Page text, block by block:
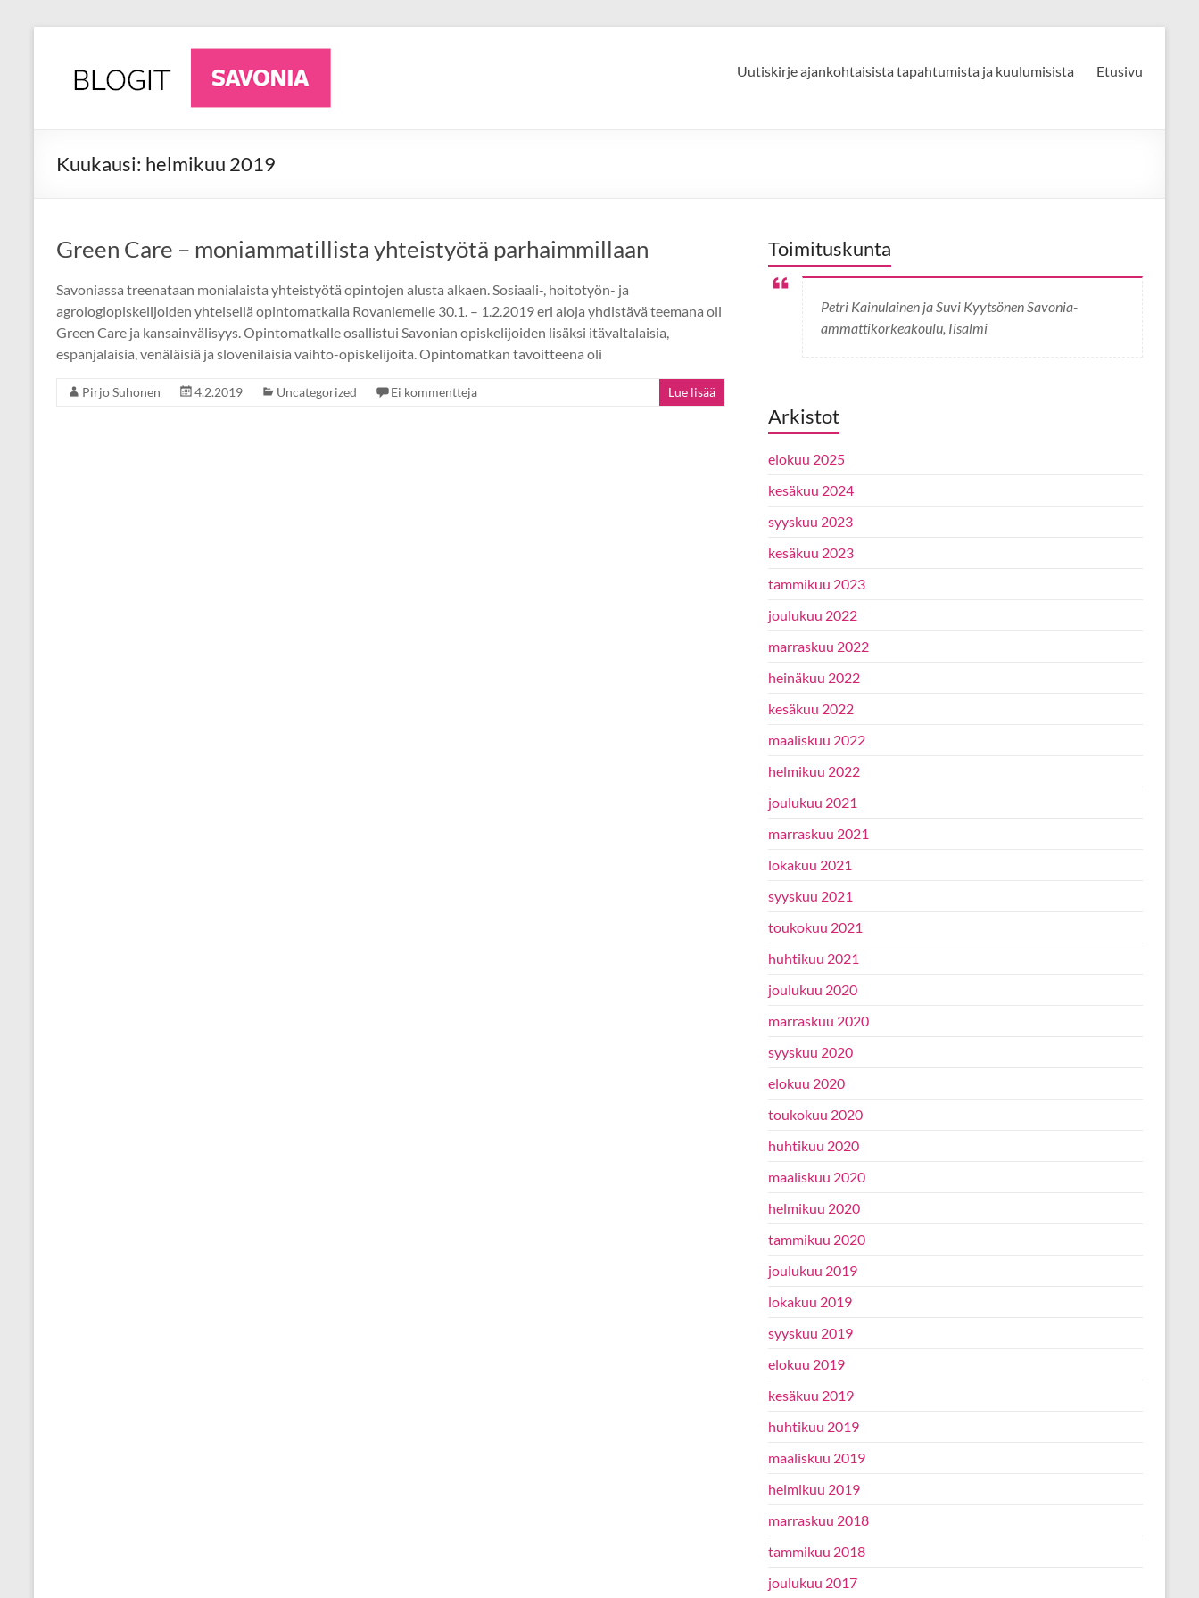
contentAgriFuture
Iisalmi
luonnonvara-
Uutiskirje ajankohtaisista tapahtumista ja kuulumisista Etusivu
Kuukausi: helmikuu 2019
Green Care – moniammatillista yhteistyötä parhaimmillaan
Savoniassa treenataan monialaista yhteistyötä opintojen alusta alkaen. Sosiaali-, hoitotyön- ja
agrologiopiskelijoiden yhteisellä opintomatkalla Rovaniemelle 30.1. – 1.2.2019 eri aloja yhdistävä teemana oli
Green Care ja kansainvälisyys. Opintomatkalle osallistui Savonian opiskelijoiden lisäksi itävaltalaisia,
espanjalaisia, venäläisiä ja slovenilaisia vaihto-opiskelijoita. Opintomatkan tavoitteena oli
Pirjo Suhonen 4.2.2019 Uncategorized Ei kommentteja Lue lisää
Toimituskunta
Petri Kainulainen ja Suvi Kyytsönen Savonia-
ammattikorkeakoulu, Iisalmi
Arkistot
elokuu 2025
kesäkuu 2024
syyskuu 2023
kesäkuu 2023
tammikuu 2023
joulukuu 2022
marraskuu 2022
heinäkuu 2022
kesäkuu 2022
maaliskuu 2022
helmikuu 2022
joulukuu 2021
marraskuu 2021
lokakuu 2021
syyskuu 2021
toukokuu 2021
huhtikuu 2021
joulukuu 2020
marraskuu 2020
syyskuu 2020
elokuu 2020
toukokuu 2020
huhtikuu 2020
maaliskuu 2020
helmikuu 2020
tammikuu 2020
joulukuu 2019
lokakuu 2019
syyskuu 2019
elokuu 2019
kesäkuu 2019
huhtikuu 2019
maaliskuu 2019
helmikuu 2019
marraskuu 2018
tammikuu 2018
joulukuu 2017